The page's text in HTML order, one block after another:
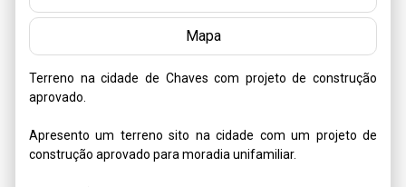
Mapa
Terreno na cidade de Chaves com projeto de construção
aprovado.
Apresento um terreno sito na cidade com um projeto de
construção aprovado para moradia unifamiliar.